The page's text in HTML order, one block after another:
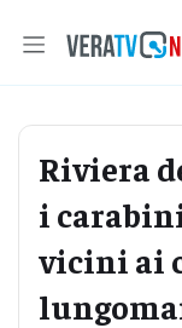
Riviera
i
vicini ai